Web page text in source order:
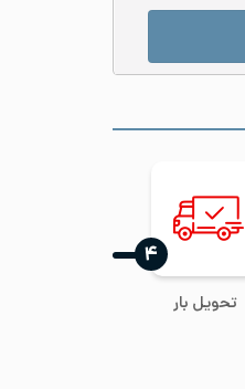
تحویل بار
‍۴